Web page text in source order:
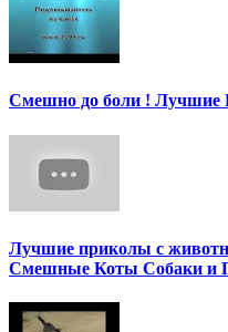
Смешно до боли !
Лучшие приколы с
Смешные Коты Собаки и